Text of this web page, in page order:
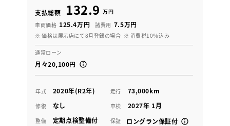
支払総額 132.9 万円
車両価格 125.4万円 諸費用 7.5万円
※ 価格は展示店にて8月登録の場合 ※ 消費税10％込み
通常ローン
月々20,100円
年式 2020年(R2年) 走行 73,000km
修復 なし 車検 2027年 1月
整備 定期点検整備付 保証 ロングラン保証付